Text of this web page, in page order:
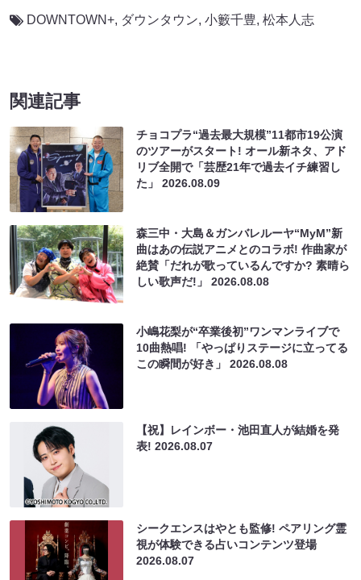
DOWNTOWN+, ダウンタウン, 小籔千豊, 松本人志
関連記事
チョコプラ“過去最大規模”11都市19公演
のツアーがスタート! オール新ネタ、アド
リブ全開で「芸歴21年で過去イチ練習し
た」2026.08.09
森三中・大島＆ガンバレルーヤ“MyM”新
曲はあの伝説アニメとのコラボ! 作曲家が
絶賛「だれが歌っているんですか? 素晴ら
しい歌声だ!」2026.08.08
小嶋花梨が“卒業後初”ワンマンライブで
10曲熱唱! 「やっぱりステージに立ってる
この瞬間が好き」2026.08.08
【祝】レインボー・池田直人が結婚を発
表!2026.08.07
シークエンスはやとも監修! ペアリング霊
視が体験できる占いコンテンツ登場
2026.08.07